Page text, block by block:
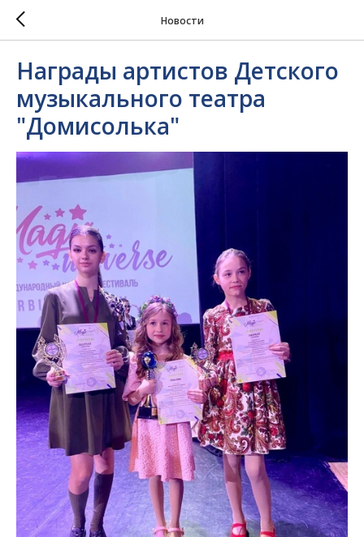
Новости
Награды артистов Детского
музыкального театра
"Домисолька"